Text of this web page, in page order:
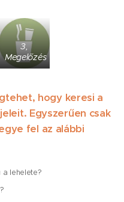
3,
Megelőzés
hogy keresi a
Egyszerűen csak
fel az alábbi
a lehelete?